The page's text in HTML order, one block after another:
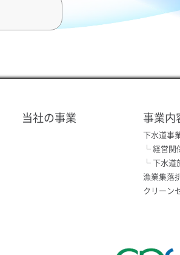
当社の事業 事業内
下水道事
└ 経営関
└ 下水道
漁業集落
クリーン